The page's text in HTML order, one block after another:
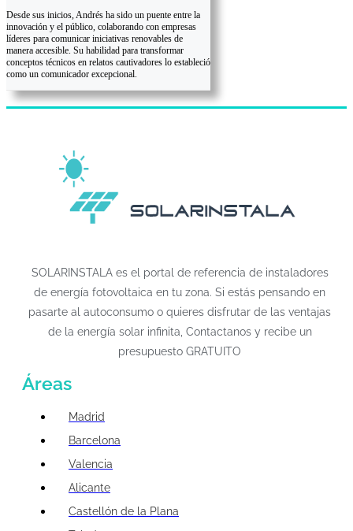
Desde sus inicios, Andrés ha sido un puente entre la
innovación y el público, colaborando con empresas
líderes para comunicar iniciativas renovables de
manera accesible. Su habilidad para transformar
conceptos técnicos en relatos cautivadores lo estableció
como un comunicador excepcional.
SOLARINSTALA es el portal de referencia de instaladores
de energía fotovoltaica en tu zona. Si estás pensando en
pasarte al autoconsumo o quieres disfrutar de las ventajas
de la energía solar infinita, Contactanos y recibe un
presupuesto GRATUITO
Áreas
Madrid
Barcelona
Valencia
Alicante
Castellón de la Plana